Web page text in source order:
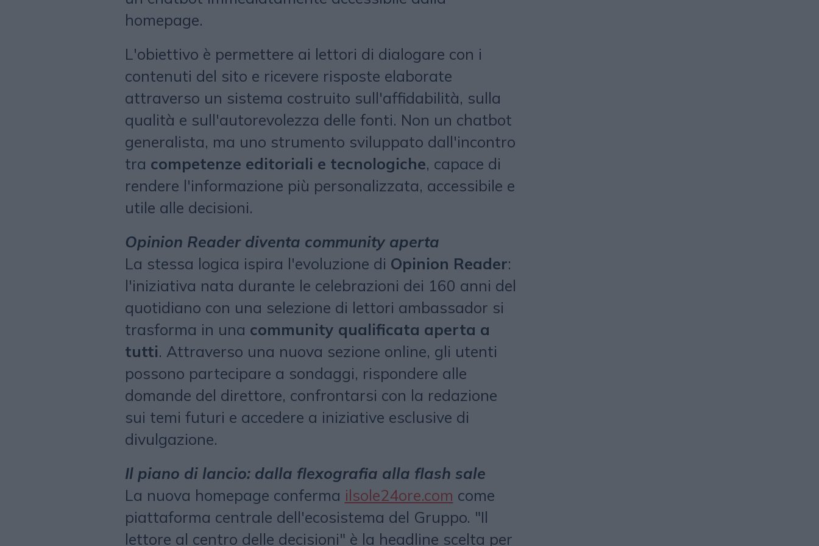
homepage.
L'obiettivo è permettere ai lettori di dialogare con i
contenuti del sito e ricevere risposte elaborate
attraverso un sistema costruito sull'affidabilità, sulla
qualità e sull'autorevolezza delle fonti. Non un chatbot
generalista, ma uno strumento sviluppato dall'incontro
tra competenze editoriali e tecnologiche, capace di
rendere l'informazione più personalizzata, accessibile e
utile alle decisioni.
Opinion Reader diventa community aperta
La stessa logica ispira l'evoluzione di Opinion Reader:
l'iniziativa nata durante le celebrazioni dei 160 anni del
quotidiano con una selezione di lettori ambassador si
trasforma in una community qualificata aperta a
tutti. Attraverso una nuova sezione online, gli utenti
possono partecipare a sondaggi, rispondere alle
domande del direttore, confrontarsi con la redazione
sui temi futuri e accedere a iniziative esclusive di
divulgazione.
Il piano di lancio: dalla flexografia alla flash sale
La nuova homepage conferma ilsole24ore.com come
piattaforma centrale dell'ecosistema del Gruppo. "Il
lettore al centro delle decisioni" è la headline scelta per